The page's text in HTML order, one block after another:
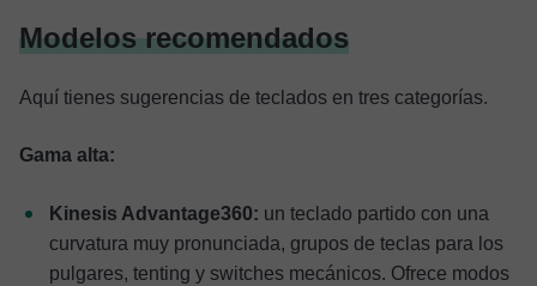
Modelos recomendados
Aquí tienes sugerencias de teclados en tres categorías.
Gama alta:
Kinesis Advantage360: un teclado partido con una
curvatura muy pronunciada, grupos de teclas para los
pulgares, tenting y switches mecánicos. Ofrece modos